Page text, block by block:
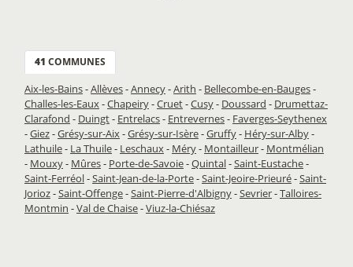
41 COMMUNES
Aix-les-Bains-Allèves-Annecy-Arith - Bellecombe-en-Bauges-
Challes-les-Eaux-Chapeiry-Cruet-Cusy- Doussard - Drumettaz-
Clarafond - Duingt- Entrelacs- Entrevernes- Faverges-Seythenex
-Giez-Grésy-sur-Aix-Grésy-sur-Isère-Gruffy- Héry-sur-Alby-
Lathuile- La Thuile- Leschaux- Méry- Montailleur- Montmélian
- Mouxy- Mûres- Porte-de-Savoie-Quintal-Saint-Eustache-
Saint-Ferréol-Saint-Jean-de-la-Porte-Saint-Jeoire-Prieuré-Saint-
Jorioz-Saint-Offenge-Saint-Pierre-d'Albigny-Sevrier-Talloires-
Montmin -Val de Chaise-Viuz-la-Chiésaz